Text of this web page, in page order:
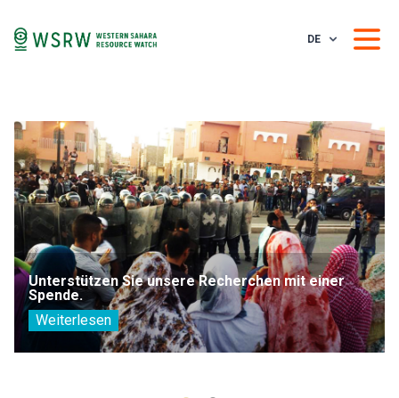
DE
Unterstützen Sie unsere Recherchen mit einer
Spende.
Weiterlesen